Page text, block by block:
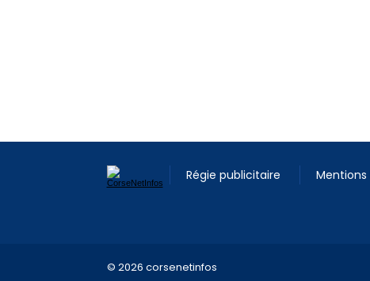
Régie publicitaire Mentions
© 2026 corsenetinfos